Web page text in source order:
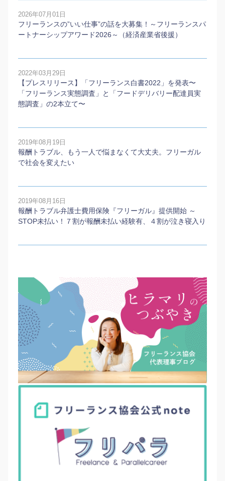
2026年07月01日
フリーランスの”いい仕事”の話を大募集！～フリーランスパ
ートナーシップアワード2026～（経済産業省後援）
2022年03月29日
【プレスリリース】「フリーランス白書2022」を発表〜
「フリーランス実態調査」と「フードデリバリー配達員実
態調査」の2本⽴て〜
2019年08月19日
報酬トラブル、もう一人で悩まなくて大丈夫。フリーガル
で社会を変えたい
2019年08月16日
報酬トラブル弁護士費用保険『フリーガル』提供開始 ～
STOP未払い！７割が報酬未払い経験有、４割が泣き寝入り